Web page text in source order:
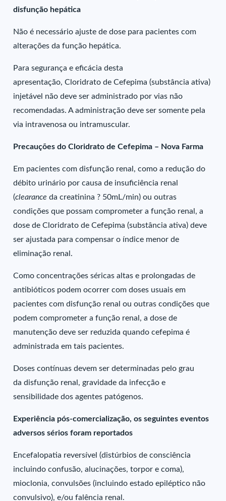
disfunção hepática
Não é necessário ajuste de dose para pacientes com
alterações da função hepática.
Para segurança e eficácia desta
apresentação, Cloridrato de Cefepima (substância ativa)
injetável não deve ser administrado por vias não
recomendadas. A administração deve ser somente pela
via intravenosa ou intramuscular.
Precauções do Cloridrato de Cefepima – Nova Farma
Em pacientes com disfunção renal, como a redução do
débito urinário por causa de insuficiência renal
(clearanceda creatinina ? 50mL/min) ou outras
condições que possam comprometer a função renal, a
dose de Cloridrato de Cefepima (substância ativa) deve
ser ajustada para compensar o índice menor de
eliminação renal.
Como concentrações séricas altas e prolongadas de
antibióticos podem ocorrer com doses usuais em
pacientes com disfunção renal ou outras condições que
podem comprometer a função renal, a dose de
manutenção deve ser reduzida quando cefepima é
administrada em tais pacientes.
Doses contínuas devem ser determinadas pelo grau
da disfunção renal, gravidade da infecção e
sensibilidade dos agentes patógenos.
Experiência pós-comercialização, os seguintes eventos
adversos sérios foram reportados
Encefalopatia reversível (distúrbios de consciência
incluindo confusão, alucinações, torpor e coma),
mioclonia, convulsões (incluindo estado epiléptico não
convulsivo), e/ou falência renal.